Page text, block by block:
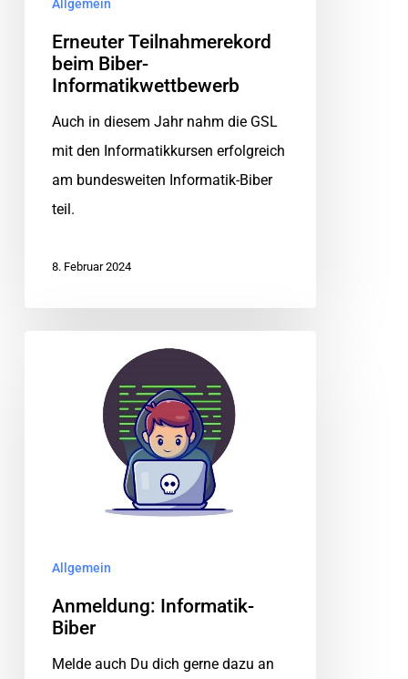
Allgemein
Erneuter Teilnahmerekord
beim Biber-
Informatikwettbewerb
Auch in diesem Jahr nahm die GSL
mit den Informatikkursen erfolgreich
am bundesweiten Informatik-Biber
teil.
8. Februar 2024
Allgemein
Anmeldung: Informatik-
Biber
Melde auch Du dich gerne dazu an